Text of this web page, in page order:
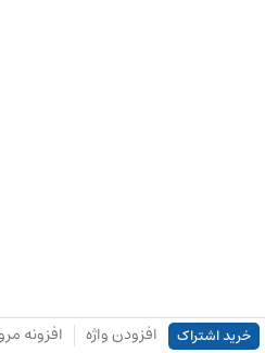
خرید اشتراک افزودن واژه افزونه